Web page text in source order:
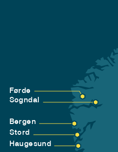
Førde
Sogndal
Bergen
Stord
Haugesund